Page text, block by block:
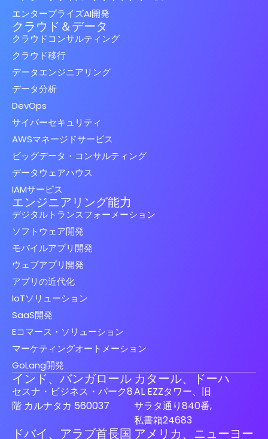
エンタープライズAI開発
クラウド＆データ
クラウドコンサルティング
クラウド移行
データエンジニアリング
データ分析
DevOps
サイバーセキュリティ
AWSマネージドサービス
ビッグデータ・コンサルティング
データウェアハウス
IAMサービス
エンジニアリング能力
デジタルトランスフォーメーション
ソフトウェア開発
モバイルアプリ開発
ウェブアプリ開発
アプリの近代化
IoTソリューション
SaaS開発
Eコマース・ソリューション
マーケティングオートメーション
GoLang開発
インド、バンガロール
セスナ・ビジネス・パーク8
階 カルナタカ 560037
カタール、ドーハ
AL EZZタワー、旧
サラタ通り840番,
私書箱24683
ドバイ、アラブ首長国 アメリカ、ニューヨー